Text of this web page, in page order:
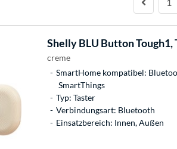
ShellyBLU Button Tough1,
creme
SmartHome kompatibel:
SmartThings
Typ: Taster
Verbindungsart: Bluetooth
Einsatzbereich: Innen, Außen